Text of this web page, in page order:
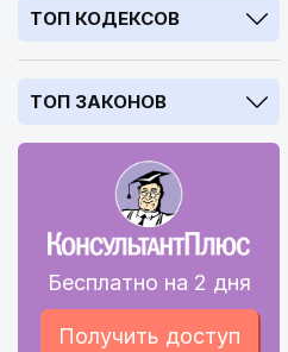
ТОП КОДЕКСОВ
ТОП ЗАКОНОВ
Бесплатно на 2 дня
Получить доступ